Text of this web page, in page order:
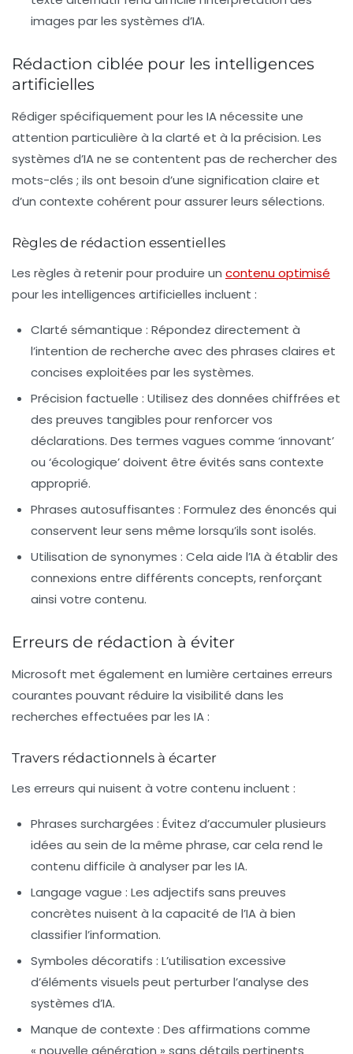
images par les systèmes d’IA.
Rédaction ciblée pour les intelligences
artificielles
Rédiger spécifiquement pour les IA nécessite une
attention particulière à la clarté et à la précision. Les
systèmes d’IA ne se contentent pas de rechercher des
mots-clés ; ils ont besoin d’une signification claire et
d’un contexte cohérent pour assurer leurs sélections.
Règles de rédaction essentielles
Les règles à retenir pour produire un contenu optimisé
pour les intelligences artificielles incluent :
Clarté sémantique : Répondez directement à
l’intention de recherche avec des phrases claires et
concises exploitées par les systèmes.
Précision factuelle : Utilisez des données chiffrées et
des preuves tangibles pour renforcer vos
déclarations. Des termes vagues comme ‘innovant’
ou ‘écologique’ doivent être évités sans contexte
approprié.
Phrases autosuffisantes : Formulez des énoncés qui
conservent leur sens même lorsqu’ils sont isolés.
Utilisation de synonymes : Cela aide l’IA à établir des
connexions entre différents concepts, renforçant
ainsi votre contenu.
Erreurs de rédaction à éviter
Microsoft met également en lumière certaines erreurs
courantes pouvant réduire la visibilité dans les
recherches effectuées par les IA :
Travers rédactionnels à écarter
Les erreurs qui nuisent à votre contenu incluent :
Phrases surchargées : Évitez d’accumuler plusieurs
idées au sein de la même phrase, car cela rend le
contenu difficile à analyser par les IA.
Langage vague : Les adjectifs sans preuves
concrètes nuisent à la capacité de l’IA à bien
classifier l’information.
Symboles décoratifs : L’utilisation excessive
d’éléments visuels peut perturber l’analyse des
systèmes d’IA.
Manque de contexte : Des affirmations comme
« nouvelle génération » sans détails pertinents